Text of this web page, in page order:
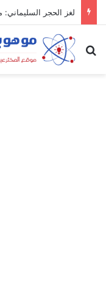
لغز الحجر السليماني:
بحث عن